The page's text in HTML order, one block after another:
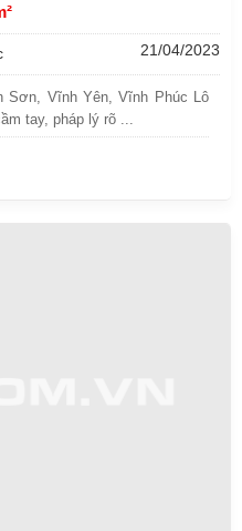
21/04/2023
Sơn, Vĩnh Yên, Vĩnh Phúc Lô
tay, pháp lý rõ ...